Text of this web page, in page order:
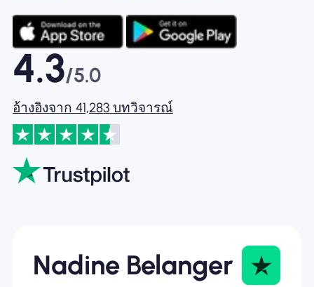
4.3/5.0
อ้างอิงจาก 41,283 บทวิจารณ์
Nadine Belanger